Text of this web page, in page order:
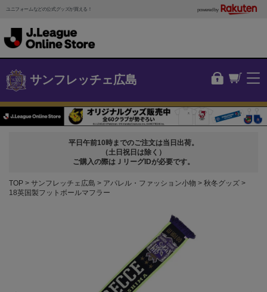
ユニフォームなどの公式グッズが買える！ powered by
サンフレッチェ広島
平日午前10時までのご注文は当日出荷。
（土日祝日は除く）
ご購入の際はＪリーグIDが必要です。
TOP サンフレッチェ広島 アパレル・ファッション小物
秋冬グッズ
18英国製フットボールマフラー